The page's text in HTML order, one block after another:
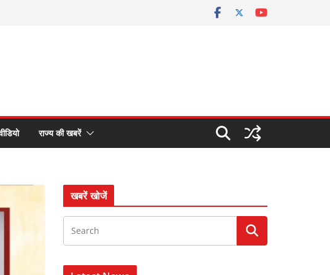
राज्य की खबरें
खबरें खोजें